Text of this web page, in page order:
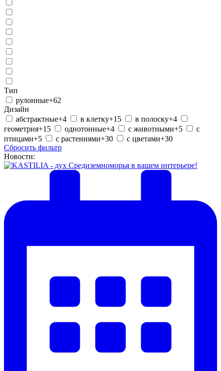
Тип
рулонные+62
Дизайн
абстрактные+4 в клетку+15 в полоску+4
геометрия+15 однотонные+4 с животными+5
с
птицами+5 с растениями+30 с цветами+30
Сбросить фильтр
Новости: